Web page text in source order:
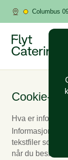
Columbus
Cookie-
Hva er
tekstfiler som
når du besøker